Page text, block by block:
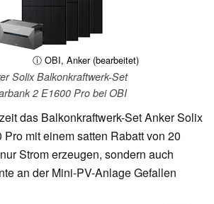
ⓘ OBI, Anker (bearbeitet)
Solix Balkonkraftwerk-Set
2 E1600 Pro bei OBI
das Balkonkraftwerk-Set Anker Solix
mit einem satten Rabatt von 20
Strom erzeugen, sondern auch
an der Mini-PV-Anlage Gefallen